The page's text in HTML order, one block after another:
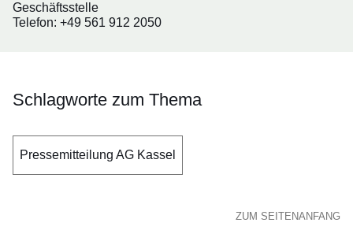
Geschäftsstelle
Telefon: +49 561 912 2050
Schlagworte zum Thema
Pressemitteilung AG Kassel
ZUM SEITENANFANG